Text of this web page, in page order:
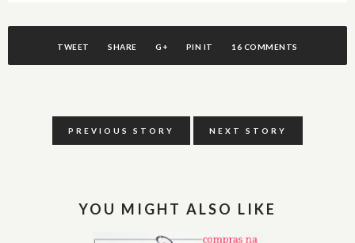
TWEET SHARE G+ PIN IT 16 COMMENTS
PREVIOUS STORY NEXT STORY
YOU MIGHT ALSO LIKE